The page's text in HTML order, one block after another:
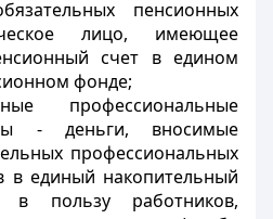
пенсионных
лицо, имеющее
счет в едином
фонде;
профессиональные
- деньги, вносимые
профессиональных
в единый накопительный
в пользу работников,